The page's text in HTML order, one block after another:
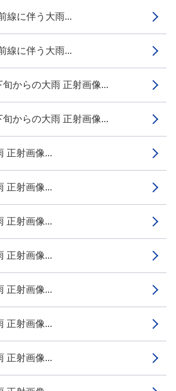
線に伴う大雨...
線に伴う大雨...
からの大雨 正射画像...
からの大雨 正射画像...
正射画像...
正射画像...
正射画像...
正射画像...
正射画像...
正射画像...
正射画像...